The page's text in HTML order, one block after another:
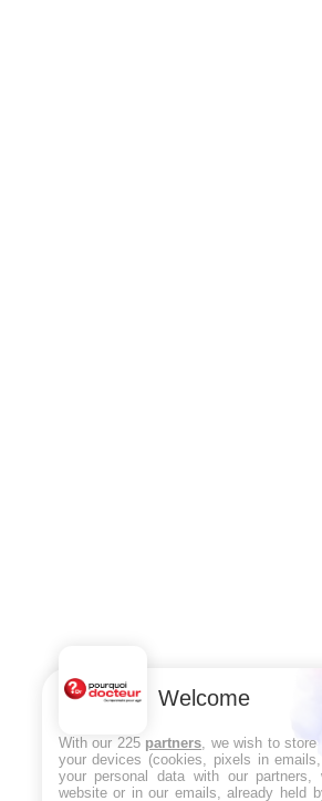
Welcome
With our 225 partners , we wish to
your devices (cookies, pixels in
your personal data with our partners,
website or in our emails, already held